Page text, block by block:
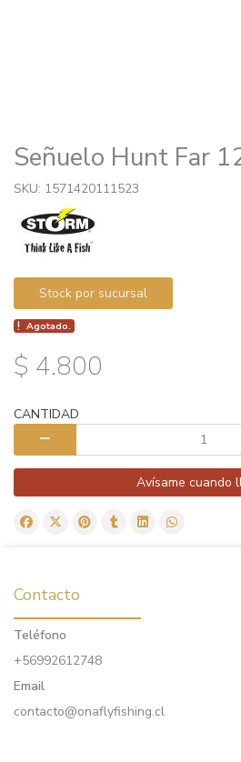
Señuelo Hunt Far
SKU: 1571420111523
Stock por sucursal
Agotado.
$ 4.800
CANTIDAD
Avísame cuando
Contacto
Teléfono
+56992612748
Email
contacto@onaflyfishing.cl